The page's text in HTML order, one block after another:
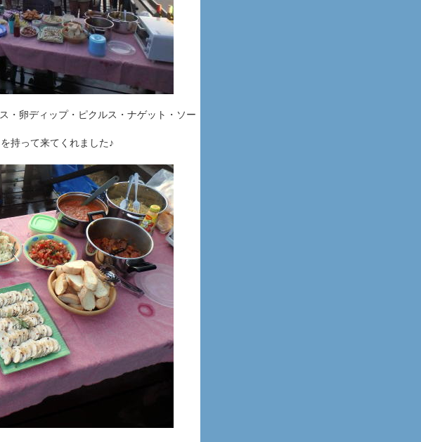
・卵ディップ・ピクルス・ナゲット・ソー
持って来てくれました♪